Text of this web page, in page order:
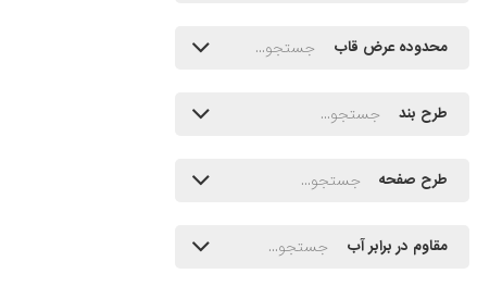
محدوده عرض قاب
طرح بند
طرح صفحه
مقاوم در برابر آب